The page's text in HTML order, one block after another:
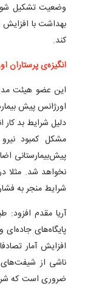
وضعیت تشکیل
بهداشت با افزایش
کند.
انگیزه‌ی پرستاران
این عضو هیئت
اورژانس پیش
دلیل شرایط بد کار
مشکل کمبود
شرایط منجر به
پایگاه‌های
افزایش آمار
ناشی از
ضروری است که